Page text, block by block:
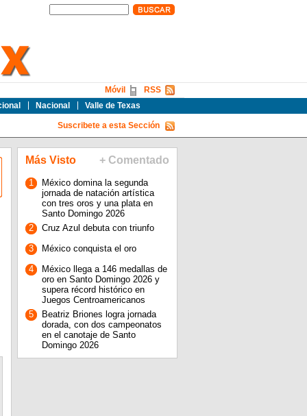
Nacional Valle de Texas
RSS
Móvil
Suscribete a esta Sección
Más Visto + Comentado
1
México domina la segunda
jornada de natación artística
con tres oros y una plata en
Santo Domingo 2026
2
Cruz Azul debuta con triunfo
3
México conquista el oro
4
México llega a 146 medallas de
oro en Santo Domingo 2026 y
supera récord histórico en
Juegos Centroamericanos
5
Beatriz Briones logra jornada
dorada, con dos campeonatos
en el canotaje de Santo
Domingo 2026